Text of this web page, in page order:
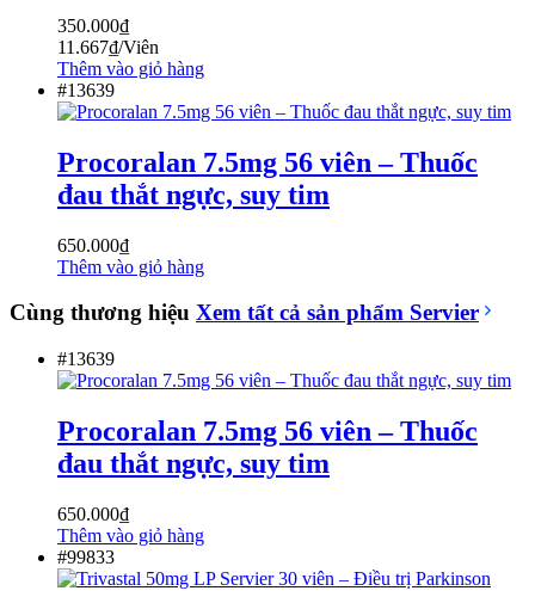
350.000₫
11.667₫/Viên
Thêm vào giỏ hàng
#13639
Procoralan 7.5mg 56 viên – Thuốc
đau thắt ngực, suy tim
650.000₫
Thêm vào giỏ hàng
Cùng thương hiệu Xem tất cả sản phẩm Servier
#13639
Procoralan 7.5mg 56 viên – Thuốc
đau thắt ngực, suy tim
650.000₫
Thêm vào giỏ hàng
#99833